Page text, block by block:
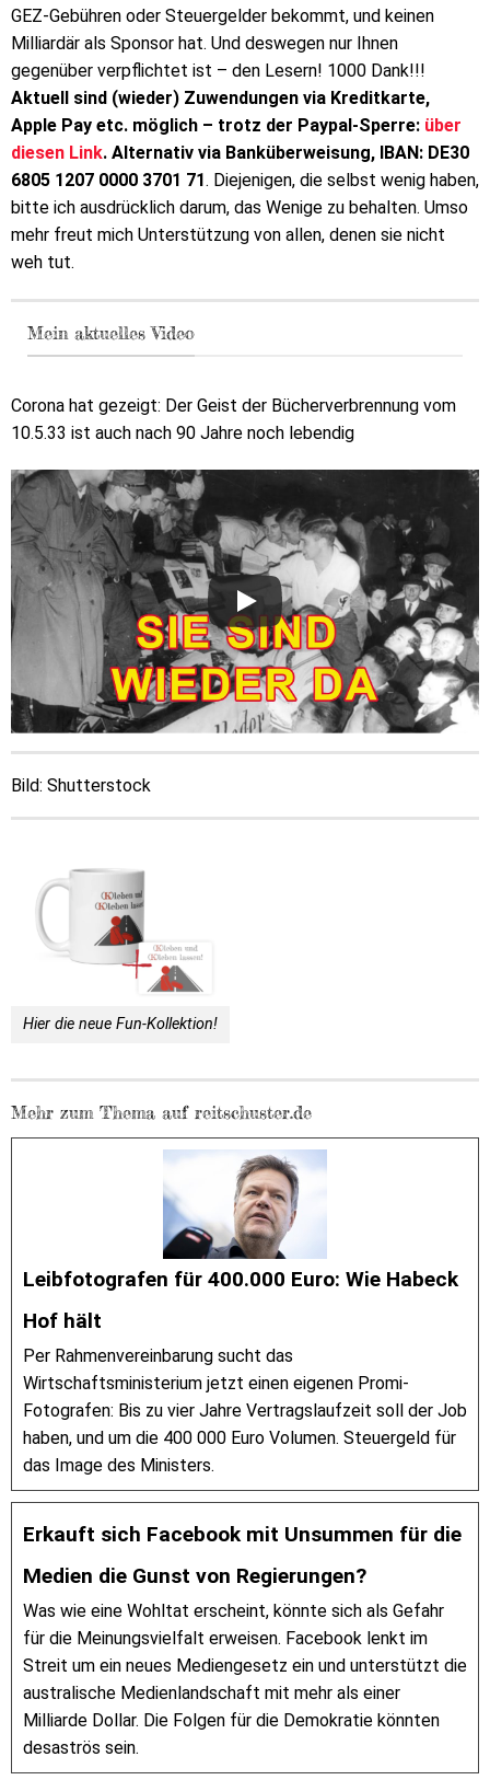
GEZ-Gebühren oder Steuergelder bekommt, und keinen
Milliardär als Sponsor hat. Und deswegen nur Ihnen
gegenüber verpflichtet ist – den Lesern! 1000 Dank!!!
Aktuell sind (wieder) Zuwendungen via Kreditkarte,
Apple Pay etc. möglich – trotz der Paypal-Sperre: über
diesen Link. Alternativ via Banküberweisung, IBAN: DE30
6805 1207 0000 3701 71. Diejenigen, die selbst wenig haben,
bitte ich ausdrücklich darum, das Wenige zu behalten. Umso
mehr freut mich Unterstützung von allen, denen sie nicht
weh tut.
Mein aktuelles Video
Corona hat gezeigt: Der Geist der Bücherverbrennung vom
10.5.33 ist auch nach 90 Jahre noch lebendig
Bild: Shutterstock
Hier die neue Fun-Kollektion!
Mehr zum Thema auf reitschuster.de
Leibfotografen für 400.000 Euro: Wie Habeck
Hof hält
Per Rahmenvereinbarung sucht das
Wirtschaftsministerium jetzt einen eigenen Promi-
Fotografen: Bis zu vier Jahre Vertragslaufzeit soll der Job
haben, und um die 400 000 Euro Volumen. Steuergeld für
das Image des Ministers.
Erkauft sich Facebook mit Unsummen für die
Medien die Gunst von Regierungen?
Was wie eine Wohltat erscheint, könnte sich als Gefahr
für die Meinungsvielfalt erweisen. Facebook lenkt im
Streit um ein neues Mediengesetz ein und unterstützt die
australische Medienlandschaft mit mehr als einer
Milliarde Dollar. Die Folgen für die Demokratie könnten
desaströs sein.